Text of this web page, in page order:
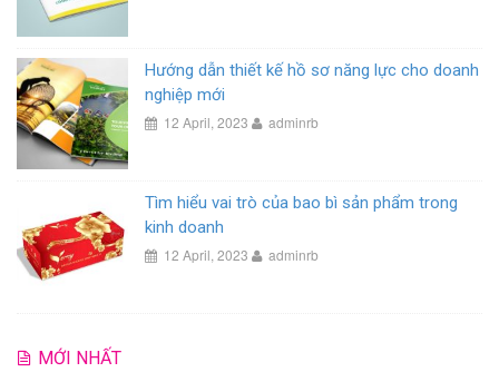
Hướng dẫn thiết kế hồ sơ năng lực cho doanh
nghiệp mới
12 April, 2023 adminrb
Tìm hiểu vai trò của bao bì sản phẩm trong
kinh doanh
12 April, 2023 adminrb
MỚI NHẤT